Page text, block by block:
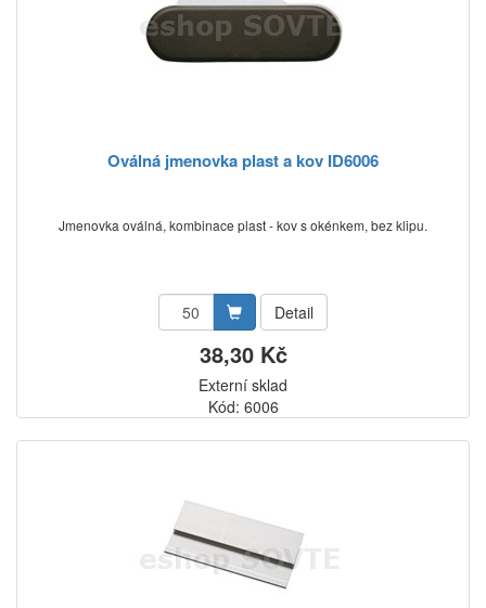
Oválná jmenovka plast a kov ID6006
Jmenovka oválná, kombinace plast - kov s okénkem, bez klipu.
Detail
38,30 Kč
Externí sklad
Kód: 6006